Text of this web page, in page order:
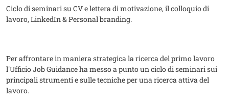
Ciclo di seminari su CV e lettera di motivazione, il colloquio di
lavoro, LinkedIn & Personal branding.
Per affrontare in maniera strategica la ricerca del primo lavoro
l'Ufficio Job Guidance ha messo a punto un ciclo di seminari sui
principali strumenti e sulle tecniche per una ricerca attiva del
lavoro.